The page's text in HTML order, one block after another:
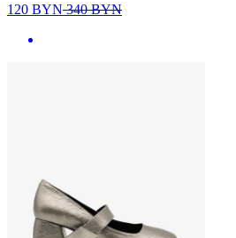
120 BYN340BYN